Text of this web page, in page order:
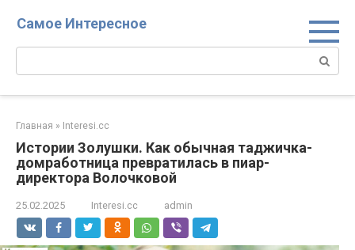
Самое Интересное
Поиск:
Главная » Interesi.cc
Истории Золушки. Как обычная таджичка-
домработница превратилась в пиар-
директора Волочковой
25.02.2025 Interesi.cc admin